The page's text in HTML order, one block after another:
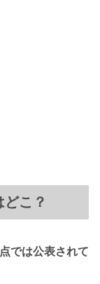
こ？
では公表されて